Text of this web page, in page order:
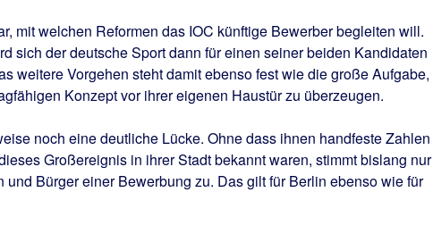
mit welchen Reformen das IOC künftige Bewerber begleiten will.
sich der deutsche Sport dann für einen seiner beiden Kandidaten
weitere Vorgehen steht damit ebenso fest wie die große Aufgabe,
Konzept vor ihrer eigenen Haustür zu überzeugen.
noch eine deutliche Lücke. Ohne dass ihnen handfeste Zahlen
Großereignis in ihrer Stadt bekannt waren, stimmt bislang nur
Bürger einer Bewerbung zu. Das gilt für Berlin ebenso wie für